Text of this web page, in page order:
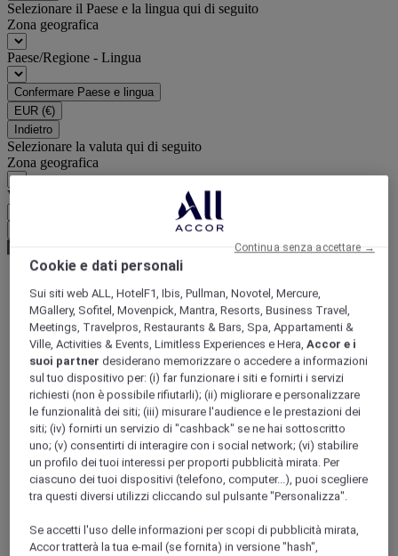
Selezionare il Paese e la lingua qui di seguito
Zona geografica
Paese/Regione - Lingua
Confermare Paese e lingua
EUR (€)
Indietro
Selezionare la valuta qui di seguito
Zona geografica
Valuta
World
South America
Brazil
Rio Grande do Sul
Porto Alegre
Cookie e dati personali
Sui siti web ALL, HotelF1, Ibis, Pullman, Novotel, Mercure,
MGallery, Sofitel, Movenpick, Mantra, Resorts, Business Travel,
Meetings, Travelpros, Restaurants & Bars, Spa, Appartamenti &
Ville, Activities & Events, Limitless Experiences e Hera,Accor e i
suoi partner desiderano memorizzare o accedere a informazioni
sul tuo dispositivo per: (i) far funzionare i siti e fornirti i servizi
richiesti (non è possibile rifiutarli); (ii) migliorare e personalizzare
le funzionalità dei siti; (iii) misurare l'audience e le prestazioni dei
siti; (iv) fornirti un servizio di "cashback" se ne hai sottoscritto
uno; (v) consentirti di interagire con i social network; (vi) stabilire
un profilo dei tuoi interessi per proporti pubblicità mirata. Per
ciascuno dei tuoi dispositivi (telefono, computer...), puoi scegliere
tra questi diversi utilizzi cliccando sul pulsante "Personalizza".
Se accetti l'uso delle informazioni per scopi di pubblicità mirata,
Accor tratterà la tua e-mail (se fornita) in versione "hash",
Continua senza accettare →